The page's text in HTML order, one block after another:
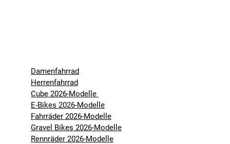
Damenfahrrad
Herrenfahrrad
Cube 2026-Modelle
E-Bikes 2026-Modelle
Fahrräder 2026-Modelle
Gravel Bikes 2026-Modelle
Rennräder 2026-Modelle